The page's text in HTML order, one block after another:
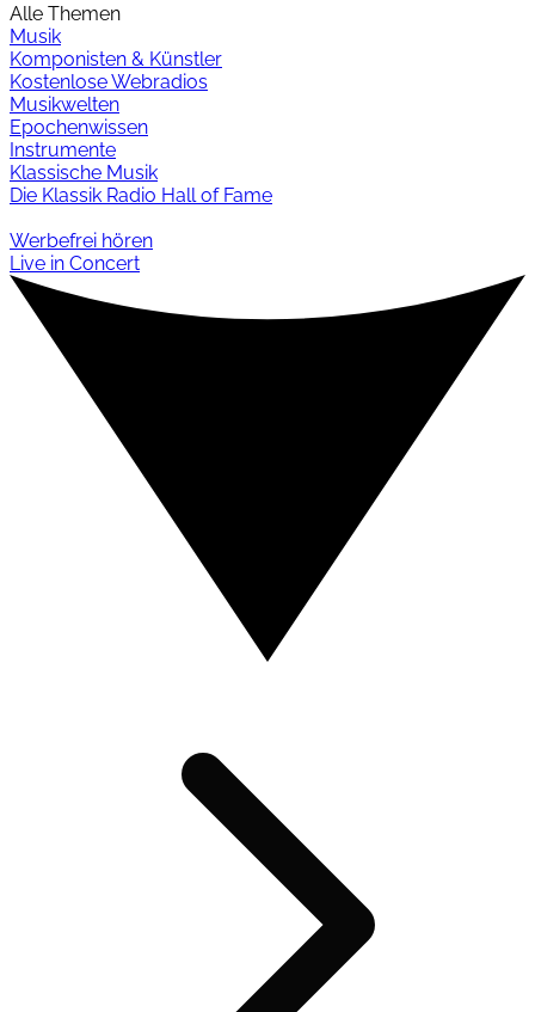
Alle Themen
Musik
Komponisten & Künstler
Kostenlose Webradios
Musikwelten
Epochenwissen
Instrumente
Klassische Musik
Die Klassik Radio Hall of Fame
Werbefrei hören
Live in Concert